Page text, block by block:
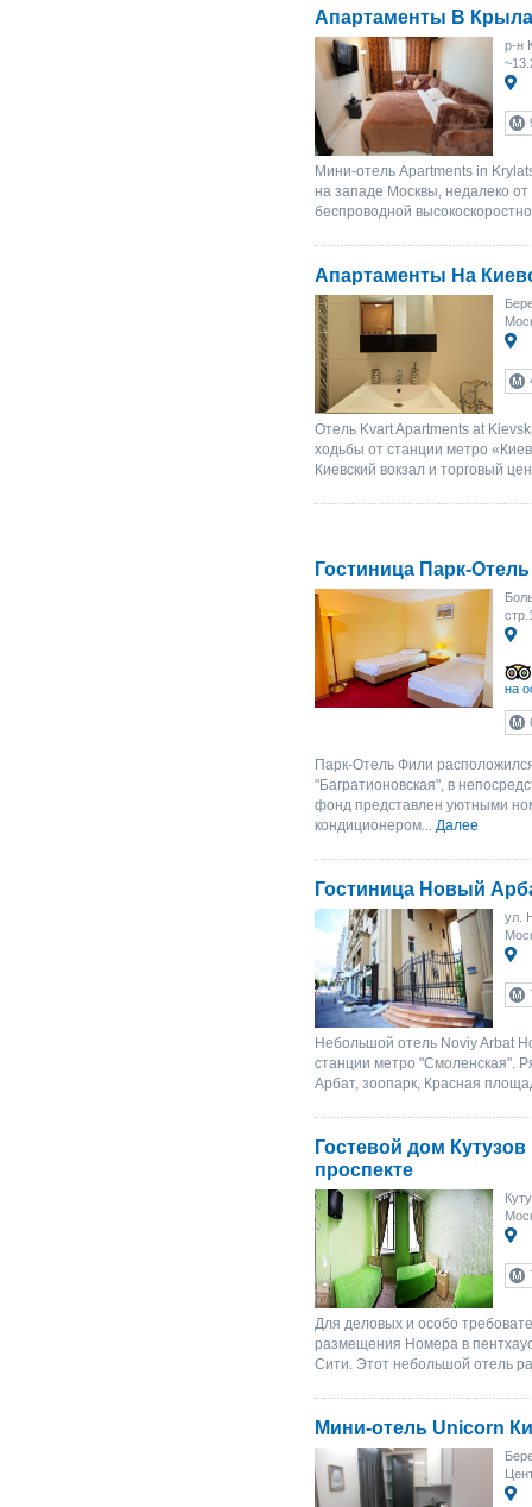
Апартаменты В
р-н
Мини-отель Apartments in
на западе Москвы, недалеко
беспроводной
Апартаменты На
Отель Kvart Apartments at
ходьбы от станции метро
Киевский вокзал и торговый
Гостиница Парк-
на
Парк-Отель Фили
"Багратионовская", в
фонд представлен уютными
кондиционером... Далее
Гостиница Новый
ул.
Небольшой отель Noviy Arbat
станции метро "Смоленская".
Арбат, зоопарк, Красная
Гостевой дом
проспекте
Для деловых и особо
размещения Номера в
Сити. Этот небольшой отель
Мини-отель Unicorn